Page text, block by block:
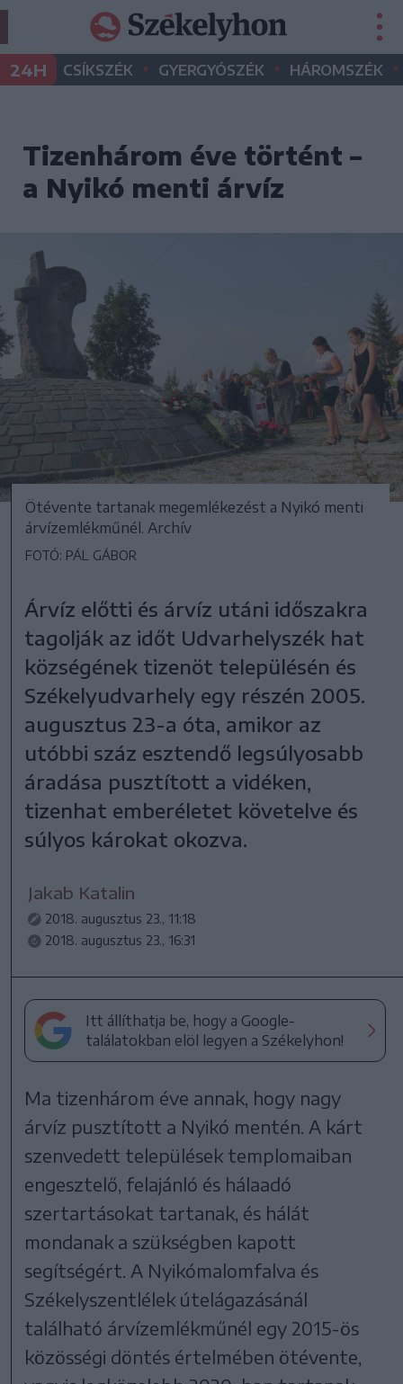
24H CSÍKSZÉK • GYERGYÓSZÉK • HÁROMSZÉK •
Tizenhárom éve történt –
a Nyikó menti árvíz
Ötévente tartanak megemlékezést a Nyikó menti
árvízemlékműnél. Archív
FOTÓ: PÁL GÁBOR
Árvíz előtti és árvíz utáni időszakra
tagolják az időt Udvarhelyszék hat
községének tizenöt településén és
Székelyudvarhely egy részén 2005.
augusztus 23-a óta, amikor az
utóbbi száz esztendő legsúlyosabb
áradása pusztított a vidéken,
tizenhat emberéletet követelve és
súlyos károkat okozva.
Jakab Katalin
2018. augusztus 23., 11:18
2018. augusztus 23., 16:31
Itt állíthatja be, hogy a Google-
találatokban elöl legyen a Székelyhon!
Ma tizenhárom éve annak, hogy nagy
árvíz pusztított a Nyikó mentén. A kárt
szenvedett települések templomaiban
engesztelő, felajánló és hálaadó
szertartásokat tartanak, és hálát
mondanak a szükségben kapott
segítségért. A Nyikómalomfalva és
Székelyszentlélek útelágazásánál
található árvízemlékműnél egy 2015-ös
közösségi döntés értelmében ötévente,